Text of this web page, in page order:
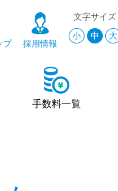
プ 採用情報
文字サイズ
小
中 大
手数料一覧